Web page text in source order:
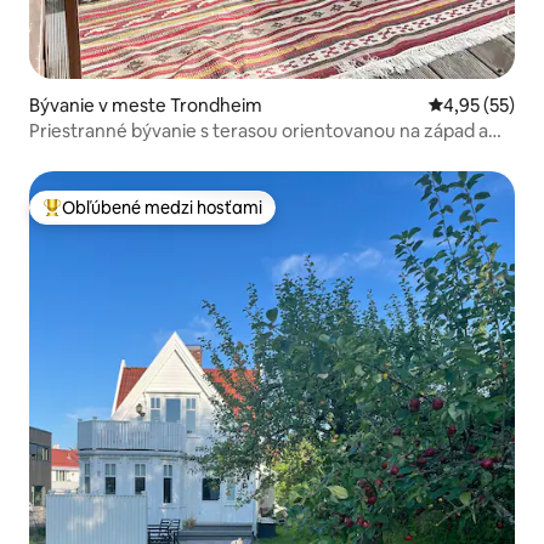
Bývanie v meste Trondheim Priemerné
4,95 (55)
Priestranné bývanie s terasou orientovanou na západ a
Najobľúbenejšie medzi hosťami
Obľúbené medzi hosťami